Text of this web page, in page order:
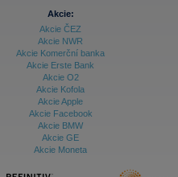
Akcie:
Akcie ČEZ
Akcie NWR
Akcie Komerční banka
Akcie Erste Bank
Akcie O2
Akcie Kofola
Akcie Apple
Akcie Facebook
Akcie BMW
Akcie GE
Akcie Moneta